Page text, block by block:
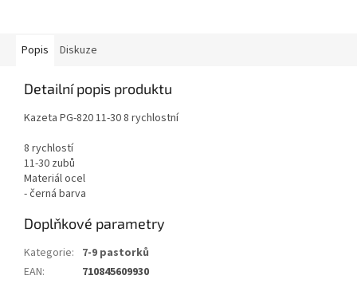
Popis Diskuze
Detailní popis produktu
Kazeta PG-820 11-30 8 rychlostní
8 rychlostí
11-30 zubů
Materiál ocel
- černá barva
Doplňkové parametry
Kategorie: 7-9 pastorků
EAN: 710845609930